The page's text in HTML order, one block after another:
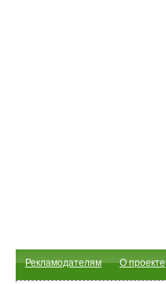
Рекламодателям О проекте